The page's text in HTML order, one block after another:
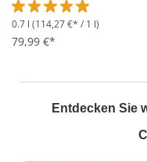
Durchschnittliche
0.7 l (114,27 €* / 1 l)
79,99 €*
Entdecken Sie